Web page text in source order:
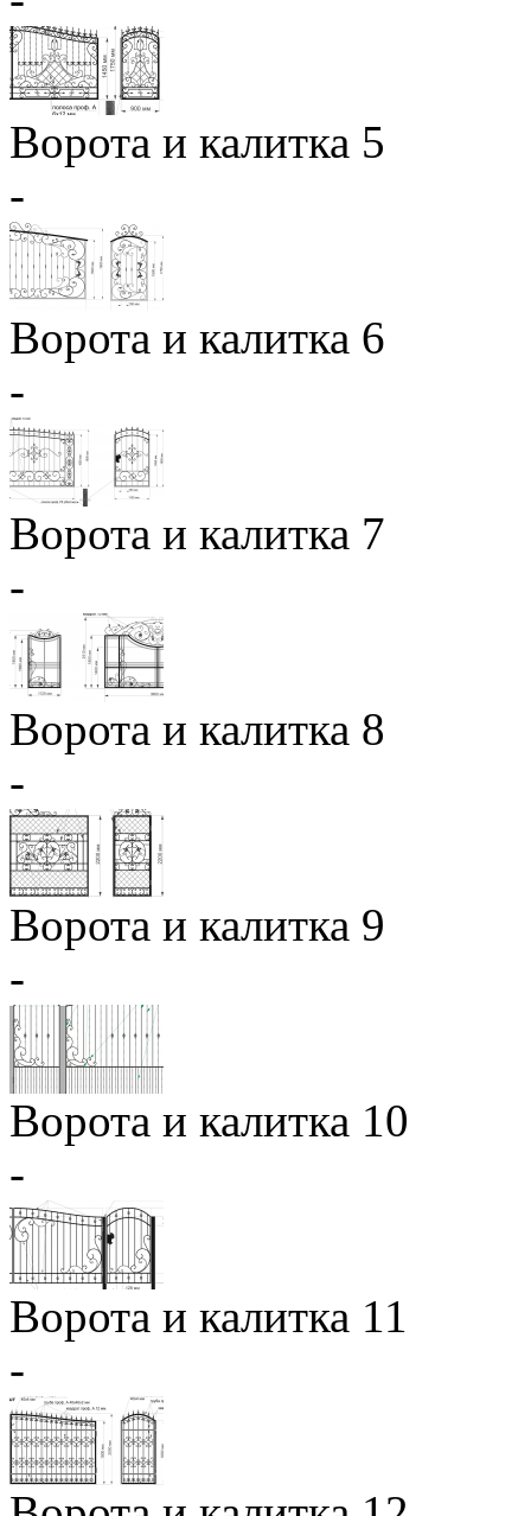
Ворота и калитка 5
-
Ворота и калитка 6
-
Ворота и калитка 7
-
Ворота и калитка 8
-
Ворота и калитка 9
-
Ворота и калитка 10
-
Ворота и калитка 11
-